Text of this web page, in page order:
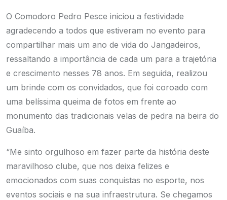
O Comodoro Pedro Pesce iniciou a festividade
agradecendo a todos que estiveram no evento para
compartilhar mais um ano de vida do Jangadeiros,
ressaltando a importância de cada um para a trajetória
e crescimento nesses 78 anos. Em seguida, realizou
um brinde com os convidados, que foi coroado com
uma belíssima queima de fotos em frente ao
monumento das tradicionais velas de pedra na beira do
Guaíba.
“Me sinto orgulhoso em fazer parte da história deste
maravilhoso clube, que nos deixa felizes e
emocionados com suas conquistas no esporte, nos
eventos sociais e na sua infraestrutura. Se chegamos